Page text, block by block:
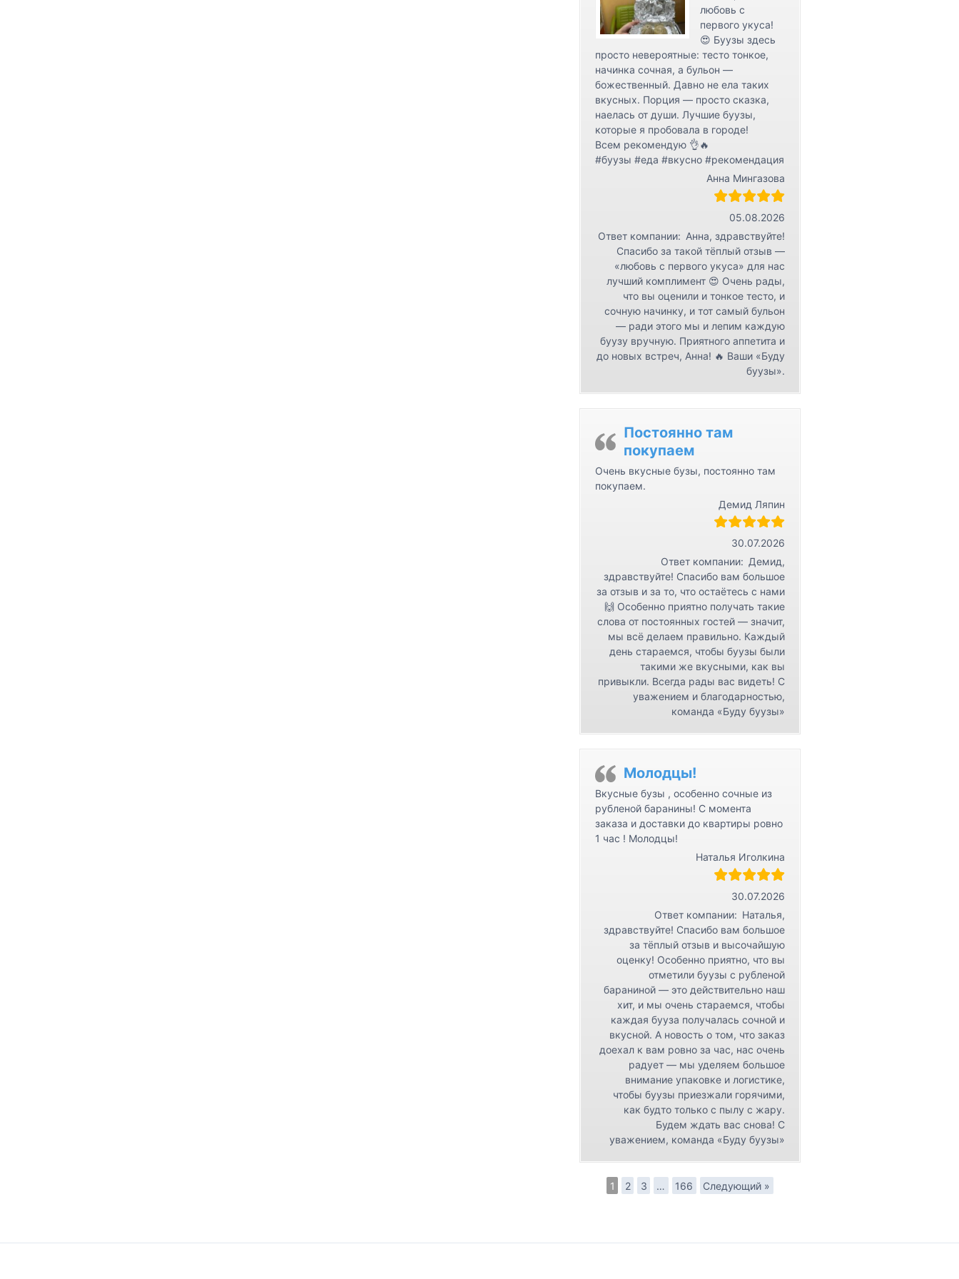
любовь с
первого укуса!
😍 Буузы здесь
просто невероятные: тесто тонкое,
начинка сочная, а бульон —
божественный. Давно не ела таких
вкусных. Порция — просто сказка,
наелась от души. Лучшие буузы,
которые я пробовала в городе!
Всем рекомендую 👌🔥
#буузы #еда #вкусно #рекомендация
Анна Мингазова
05.08.2026
Ответ компании: Анна, здравствуйте!
Спасибо за такой тёплый отзыв —
«любовь с первого укуса» для нас
лучший комплимент 😍 Очень рады,
что вы оценили и тонкое тесто, и
сочную начинку, и тот самый бульон
— ради этого мы и лепим каждую
буузу вручную. Приятного аппетита и
до новых встреч, Анна! 🔥 Ваши «Буду
буузы».
Постоянно там
покупаем
Очень вкусные бузы, постоянно там
покупаем.
Демид Ляпин
30.07.2026
Ответ компании: Демид,
здравствуйте! Спасибо вам большое
за отзыв и за то, что остаётесь с нами
🙌 Особенно приятно получать такие
слова от постоянных гостей — значит,
мы всё делаем правильно. Каждый
день стараемся, чтобы буузы были
такими же вкусными, как вы
привыкли. Всегда рады вас видеть! С
уважением и благодарностью,
команда «Буду буузы»
Молодцы!
Вкусные бузы , особенно сочные из
рубленой баранины! С момента
заказа и доставки до квартиры ровно
1 час ! Молодцы!
Наталья Иголкина
30.07.2026
Ответ компании: Наталья,
здравствуйте! Спасибо вам большое
за тёплый отзыв и высочайшую
оценку! Особенно приятно, что вы
отметили буузы с рубленой
бараниной — это действительно наш
хит, и мы очень стараемся, чтобы
каждая бууза получалась сочной и
вкусной. А новость о том, что заказ
доехал к вам ровно за час, нас очень
радует — мы уделяем большое
внимание упаковке и логистике,
чтобы буузы приезжали горячими,
как будто только с пылу с жару.
Будем ждать вас снова! С
уважением, команда «Буду буузы»
1 2 3 … 166 Следующий »